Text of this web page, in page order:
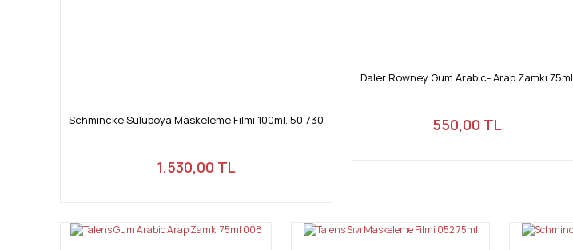
Schmincke Suluboya Maskeleme Filmi 100ml. 50 730
1.530,00 TL
Daler Rowney Gum Arabic- Arap Zamkı 75ml
550,00 TL